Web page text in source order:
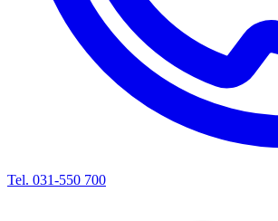
Tel. 031-550 700